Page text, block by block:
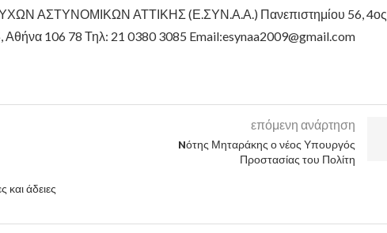
ΑΣΤΥΝΟΜΙΚΩΝ ΑΤΤΙΚΗΣ (Ε.ΣΥΝ.Α.Α.) Πανεπιστημίου 56, 4ος
Αθήνα 106 78 Τηλ: 21 0380 3085 Email:esynaa2009@gmail.com
και άδειες
επόμενη ανάρτηση
Nότης Μηταράκης ο νέος Υπουργός
Προστασίας του Πολίτη